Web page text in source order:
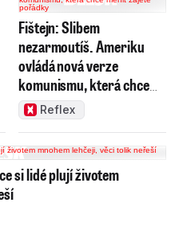
Fištejn: Slibem
nezarmoutíš. Ameriku
ovládá nová verze
komunismu, která chce
měnit zajeté pořádky
Reflex
si lidé plují životem